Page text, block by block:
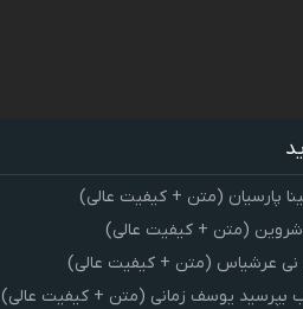
پارسیان (متن + کیفیت عالی)
(متن + کیفیت عالی)
عرشیاس (متن + کیفیت عالی)
بپرسید یوسف زمانی (متن + کیفیت عالی)